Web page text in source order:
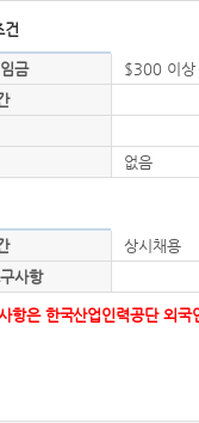
건
금
$300 이
없음
상시채용
사항
항은 한국산업인력공단 외